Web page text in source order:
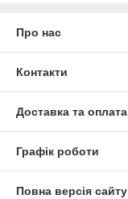
Про нас
Контакти
Доставка та оплата
Графік роботи
Повна версія сайту